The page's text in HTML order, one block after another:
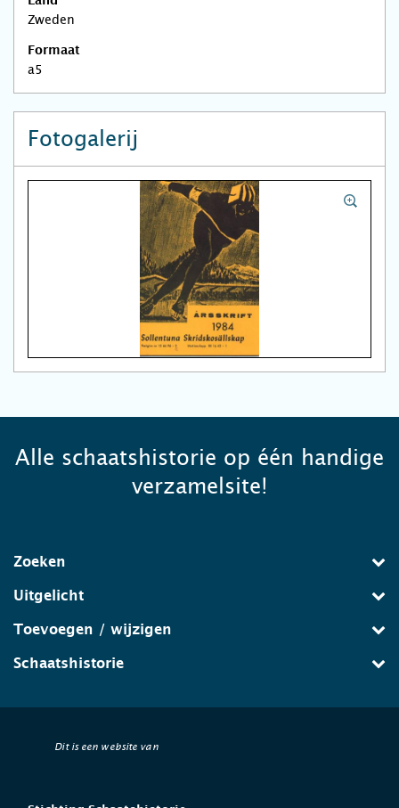
Zweden
Formaat
a5
Fotogalerij
Alle schaatshistorie op één handige
verzamelsite!
Zoeken
Uitgelicht
Toevoegen / wijzigen
Schaatshistorie
Dit is een website van